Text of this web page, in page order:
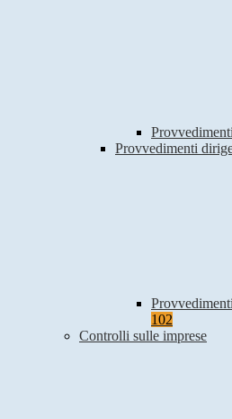
Provvedimenti
102
Controlli sulle imprese